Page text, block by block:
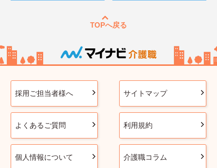
TOPへ戻る
採用ご担当者様へ サイトマップ
よくあるご質問 利用規約
個人情報について 介護職コラム